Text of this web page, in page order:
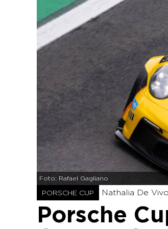
Foto: Rafael Gagliano
PORSCHE CUP Nathalia De
Porsche